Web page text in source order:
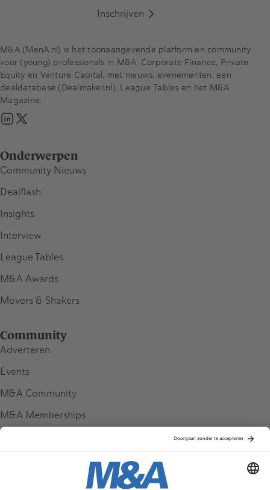
Inschrijven
Onderwerpen
Community Nieuws
Dealflash
Insights
Interview
League Tables
M&A Awards
Movers & Shakers
Community
Adverteren
Events
M&A Community
M&A Memberships
M&A (MenA.nl) is het toonaangevende platform en community
voor (young) professionals in M&A, Corporate Finance, Private
Equity en Venture Capital, met nieuws, evenementen, een
dealdatabase (Dealmaker.nl), League Tables en het M&A
Magazine.